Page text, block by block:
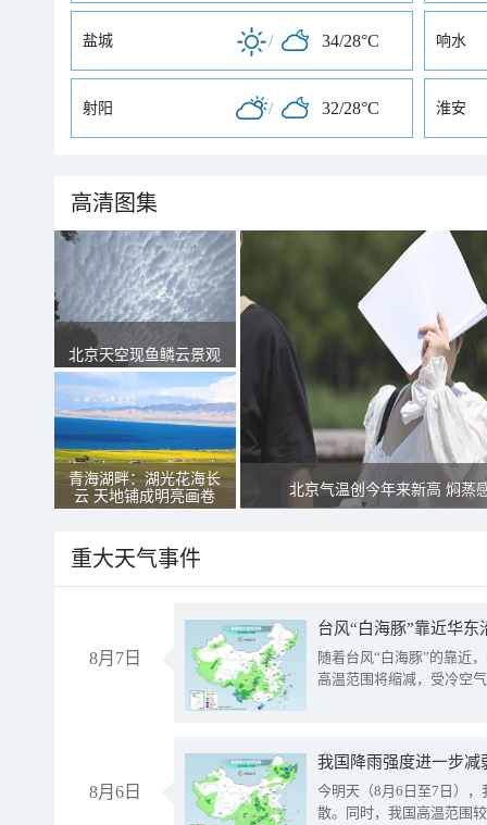
盐城 / 34/28°C 响水
射阳 / 32/28°C 淮安
高清图集
北京天空现鱼鳞云景观
青海湖畔：湖光花海长
云 天地铺成明亮画卷
北京气温创今年来新高 焖蒸
重大天气事件
8月7日
台风“白海豚”靠近华
随着台风“白海豚”的靠近
高温范围将缩减，受冷空
8月6日
今明天（8月6日至7日）
散。同时，我国高温范围